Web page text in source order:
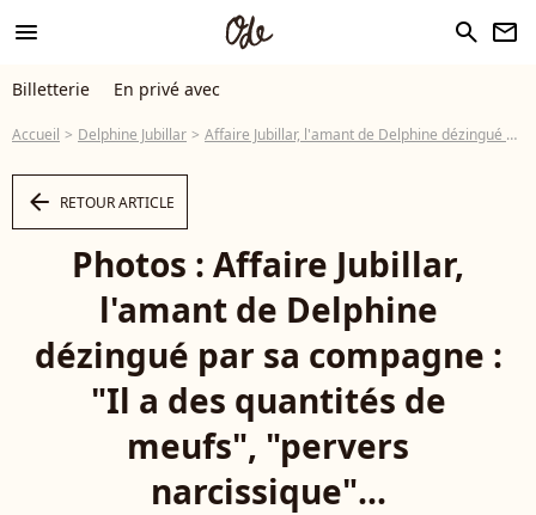
menu search newsletter
Billetterie En privé avec
Accueil Delphine Jubillar Affaire Jubillar, l'amant de Delphine dézingué par sa compagne : "Il a des quantités de meufs", "pervers narcissique"...
arrow_left RETOUR ARTICLE
Photos : Affaire Jubillar,
l'amant de Delphine
dézingué par sa compagne :
"Il a des quantités de
meufs", "pervers
narcissique"...